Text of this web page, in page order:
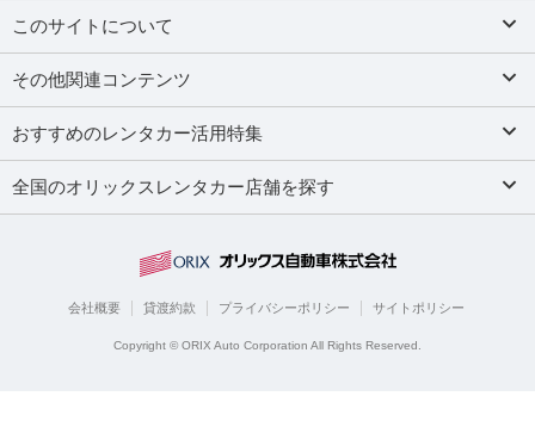
このサイトについて
その他関連コンテンツ
おすすめのレンタカー活用特集
全国のオリックスレンタカー店舗を探す
会社概要 貸渡約款 プライバシーポリシー サイトポリシー
Copyright © ORIX Auto Corporation All Rights Reserved.